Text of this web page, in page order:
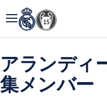
アランディ
集メンバー